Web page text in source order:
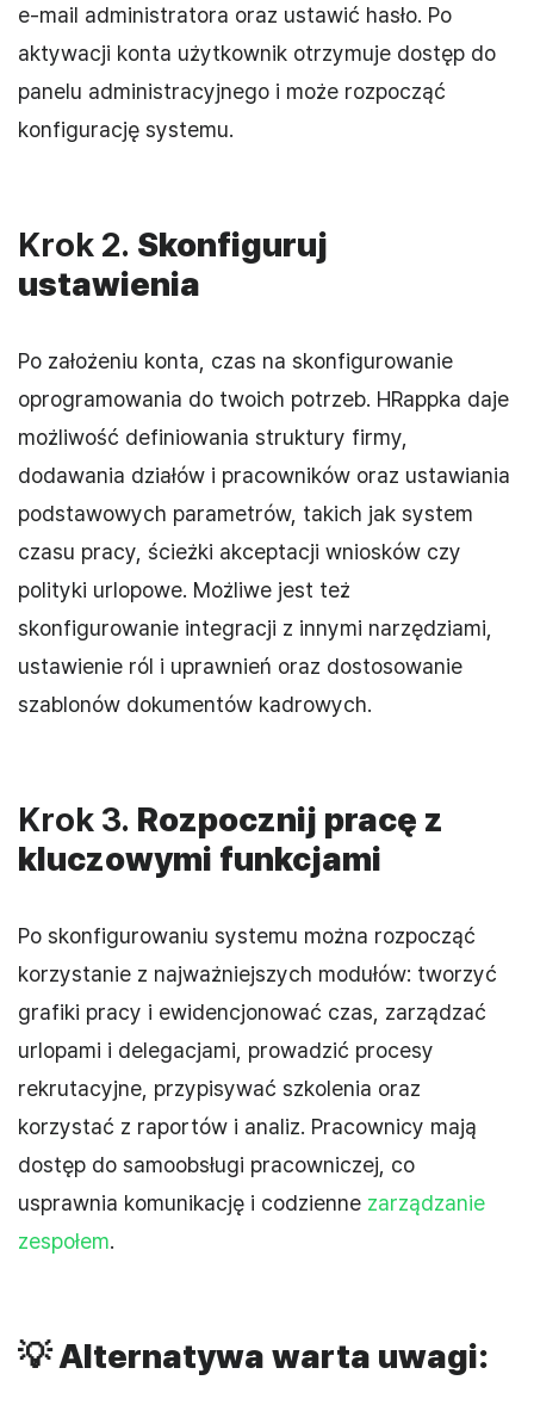
e-mail administratora oraz ustawić hasło. Po
aktywacji konta użytkownik otrzymuje dostęp do
panelu administracyjnego i może rozpocząć
konfigurację systemu.
Krok 2. Skonfiguruj
ustawienia
Po założeniu konta, czas na skonfigurowanie
oprogramowania do twoich potrzeb. HRappka daje
możliwość definiowania struktury firmy,
dodawania działów i pracowników oraz ustawiania
podstawowych parametrów, takich jak system
czasu pracy, ścieżki akceptacji wniosków czy
polityki urlopowe. Możliwe jest też
skonfigurowanie integracji z innymi narzędziami,
ustawienie ról i uprawnień oraz dostosowanie
szablonów dokumentów kadrowych.
Krok 3. Rozpocznij pracę z
kluczowymi funkcjami
Po skonfigurowaniu systemu można rozpocząć
korzystanie z najważniejszych modułów: tworzyć
grafiki pracy i ewidencjonować czas, zarządzać
urlopami i delegacjami, prowadzić procesy
rekrutacyjne, przypisywać szkolenia oraz
korzystać z raportów i analiz. Pracownicy mają
dostęp do samoobsługi pracowniczej, co
usprawnia komunikację i codzienne zarządzanie
zespołem.
💡Alternatywa warta uwagi: